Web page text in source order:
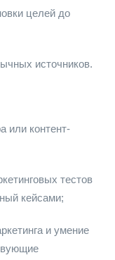
целей до
источников.
или контент-
тестов
кейсами;
и умение